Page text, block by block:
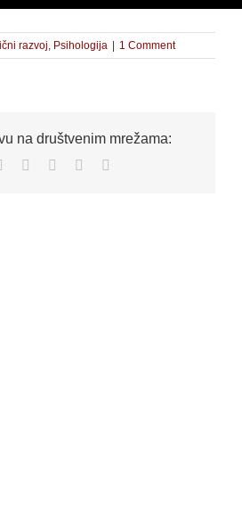
razvoj, Psihologija 1 Comment
na društvenim mrežama:
WhatsApp
TumblrPinterest